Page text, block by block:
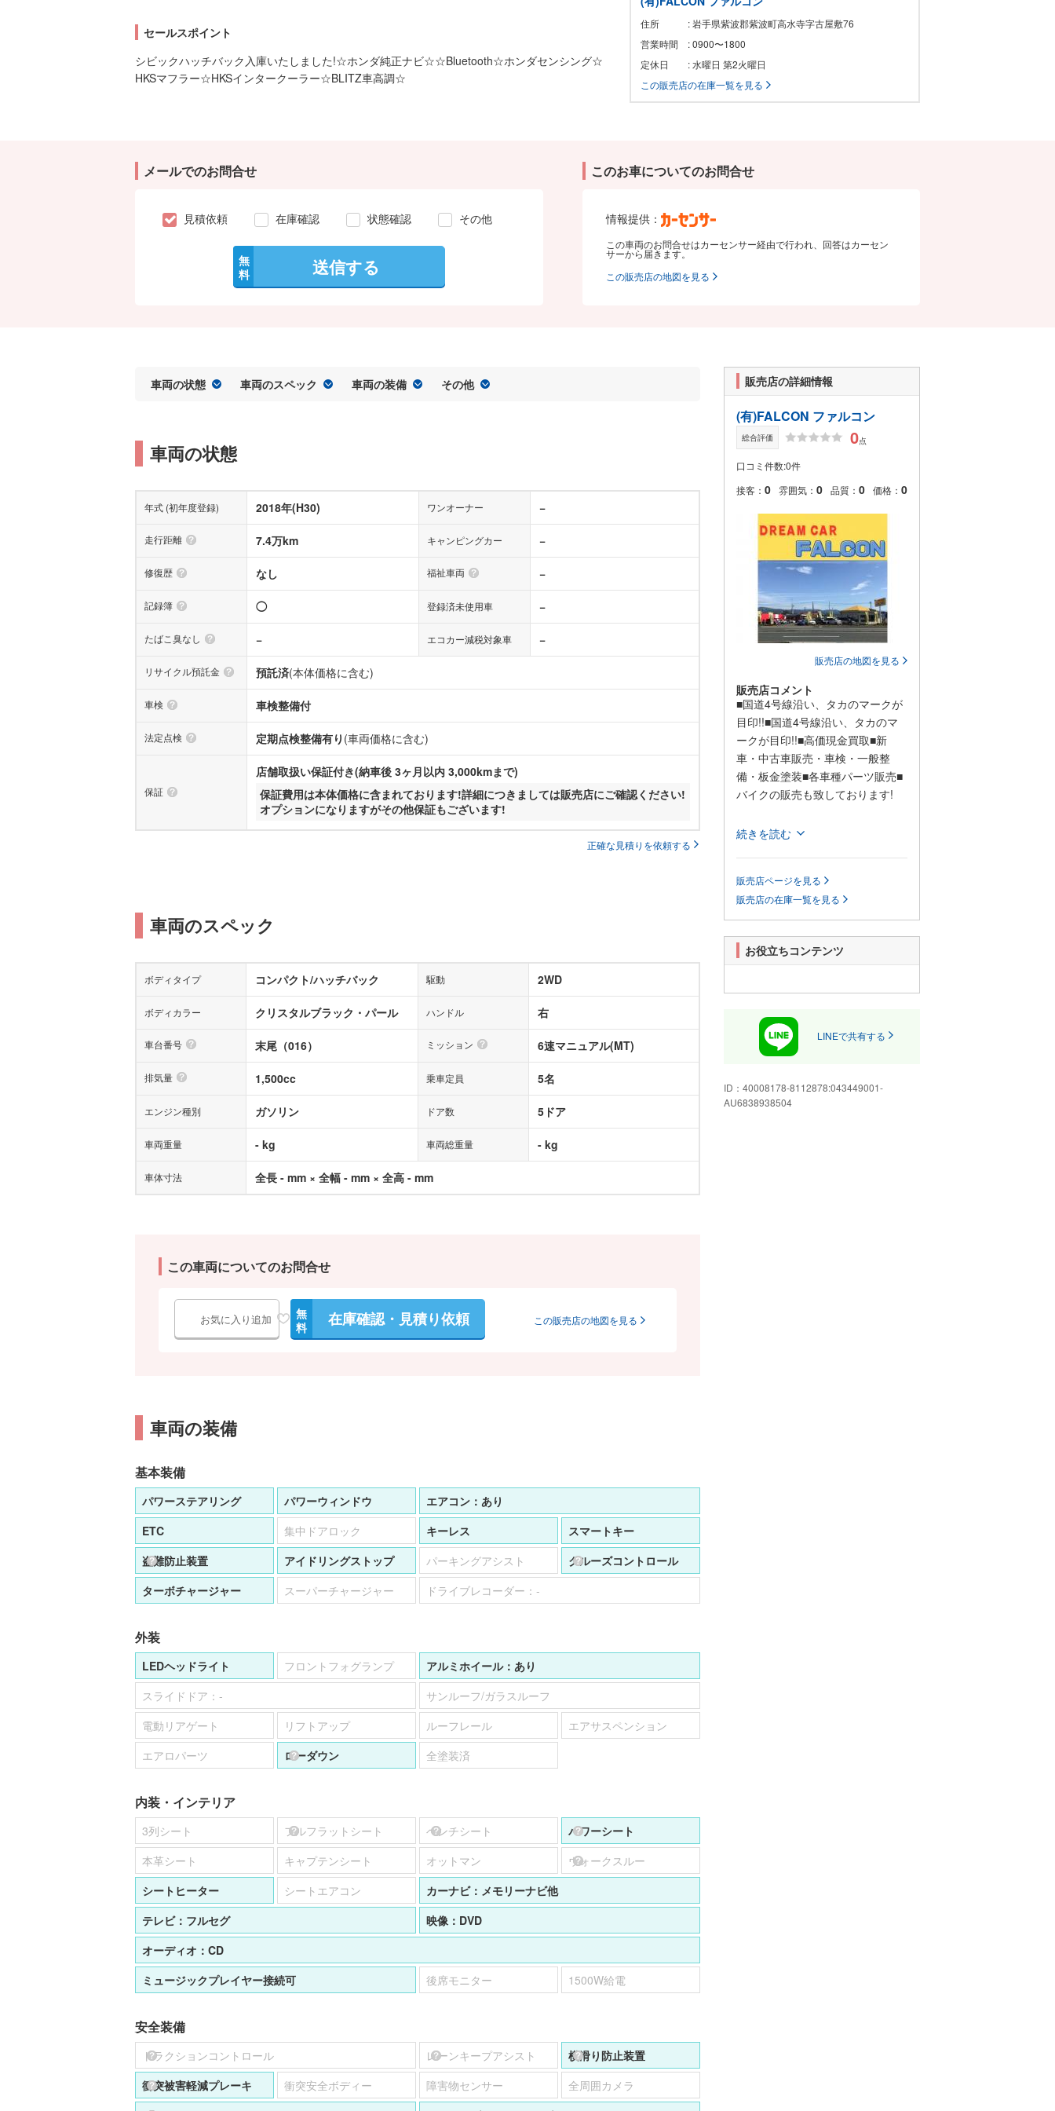
セールスポイント
シビックハッチバック入庫いたしました!☆ホンダ純正ナビ☆☆Bluetooth☆ホンダセンシング☆
HKSマフラー☆HKSインタークーラー☆BLITZ車高調☆
住所
: 岩手県紫波郡紫波町高水寺字古屋敷76
営業時間
: 0900〜1800
定休日
: 水曜日 第2火曜日
この販売店の在庫一覧を見る
メールでのお問合せ
見積依頼 在庫確認 状態確認 その他
無
料
送信する
このお車についてのお問合せ
情報提供：
この車両のお問合せはカーセンサー経由で行われ、回答はカーセン
サーから届きます。
この販売店の地図を見る
車両の状態 車両のスペック 車両の装備 その他
車両の状態
年式 (初年度登録) 2018年(H30) ワンオーナー −
走行距離 7.4万km キャンピングカー −
修復歴 なし 福祉車両 −
記録簿 ◯ 登録済未使用車 −
たばこ臭なし − エコカー減税対象車 −
リサイクル預託金 預託済(本体価格に含む)
車検 車検整備付
法定点検 定期点検整備有り (車両価格に含む)
保証
店舗取扱い保証付き(納車後 3ヶ月以内 3,000kmまで)
保証費用は本体価格に含まれております!詳細につきましては販売店にご確認ください!
オプションになりますがその他保証もございます!
正確な見積りを依頼する
車両のスペック
ボディタイプ コンパクト/ハッチバック 駆動 2WD
ボディカラー クリスタルブラック・パール ハンドル 右
車台番号 末尾（016） ミッション 6速マニュアル(MT)
排気量 1,500cc 乗車定員 5名
エンジン種別 ガソリン ドア数 5ドア
車両重量 - kg 車両総重量 - kg
車体寸法 全長 - mm × 全幅 - mm × 全高 - mm
この車両についてのお問合せ
お気に入り追加
無
料
在庫確認・見積り依頼 この販売店の地図を見る
車両の装備
基本装備
パワーステアリング パワーウィンドウ エアコン： あり
ETC
集中ドアロック キーレス
スマートキー
盗難防止装置
アイドリングストップ パーキングアシスト
クルーズコントロール
ターボチャージャー
スーパーチャージャー ドライブレコーダー： -
外装
LEDヘッドライト フロントフォグランプ アルミホイール： あり
スライドドア： -
サンルーフ/ガラスルーフ
電動リアゲート
リフトアップ ルーフレール
エアサスペンション
エアロパーツ
ローダウン 全塗装済
内装・インテリア
3列シート フルフラットシート ベンチシート
パワーシート
本革シート
キャプテンシート オットマン
ウォークスルー
シートヒーター
シートエアコン カーナビ： メモリーナビ他
テレビ： フルセグ 映像： DVD
オーディオ： CD
ミュージックプレイヤー接続可
後席モニター 1500W給電
安全装備
トラクションコントロール レーンキープアシスト
横滑り防止装置
衝突被害軽減プレーキ
衝突安全ボディー 障害物センサー
全周囲カメラ
販売店の詳細情報
(有)FALCON ファルコン
総合評価 0点
口コミ件数:0件
接客： 0 雰囲気： 0 品質： 0 価格： 0
販売店の地図を見る
販売店コメント
■国道4号線沿い、タカのマークが
目印!!■国道4号線沿い、タカのマ
ークが目印!!■高価現金買取■新
車・中古車販売・車検・一般整
備・板金塗装■各車種パーツ販売■
バイクの販売も致しております!
創立26周年!国道4号線沿い!皆様の
当店はお車探しはもちろん、車
検、一般整備、板金塗装など、お
客様のカーライフを全力でバック
アップ致します。
様のご予算に応じて全国の会場よ
すのでお気軽にご相談下さい。
ております。
続きを読む
販売店ページを見る
販売店の在庫一覧を見る
お役立ちコンテンツ
LINEで共有する
ID： 40008178-8112878:043449001-
AU6838938504